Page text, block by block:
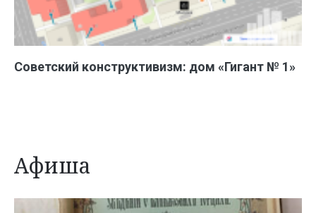
Советский конструктивизм: дом «Гигант № 1»
Афиша